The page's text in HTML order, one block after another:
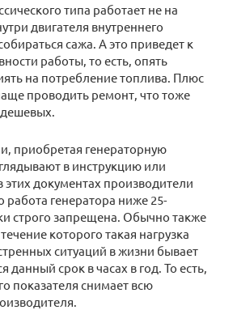
типа работает не на
двигателя внутреннего
сажа. А это приведет к
работы, то есть, опять
на потребление топлива. Плюс
проводить ремонт, что тоже
приобретая генераторную
в инструкцию или
документах производители
генератора ниже 25-
строго запрещена. Обычно также
которого такая нагрузка
ситуаций в жизни бывает
данный срок в часах в год. То есть,
показателя снимает всю